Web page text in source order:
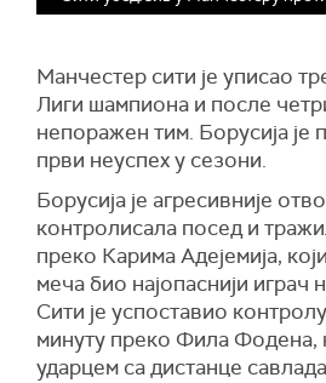
Манчестер сити је уписао
Лиги шампиона и после
непоражен тим. Борусија је
први неуспех у сезони.
Борусија је агресивније
контролисала посед и
преко Карима Адејемија,
меча био најопаснији играч
Сити је успоставио
минуту преко Фила Фодена,
ударцем са дистанце